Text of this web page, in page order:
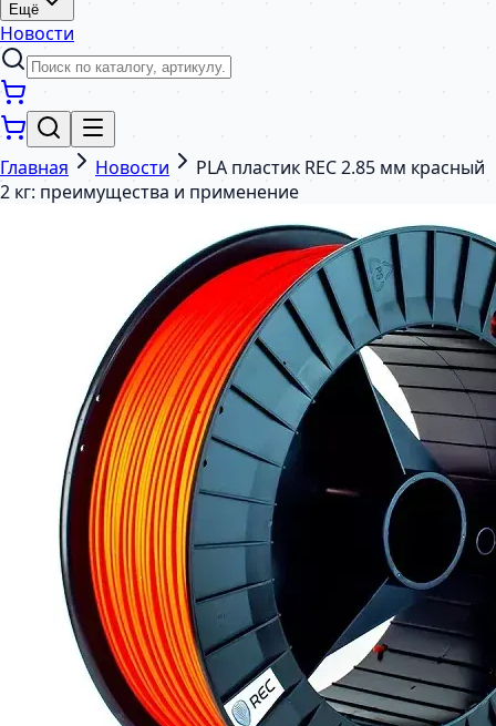
Ещё
Новости
Главная Новости
PLA пластик REC 2.85 мм красный
2 кг: преимущества и применение